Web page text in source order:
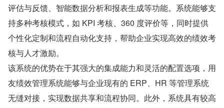
评估与反馈、智能数据分析和报表生成等功能。系统能够支
持多种考核模式，如 KPI 考核、360 度评价等，同时提供
个性化定制和流程自动化支持，帮助企业实现高效的绩效考
核与人才激励。
该系统的优势在于其强大的集成能力和灵活的配置选项，用
友绩效管理系统能够与企业现有的 ERP、HR 等管理系统
无缝对接，实现数据共享和流程协同。此外，系统具有较高